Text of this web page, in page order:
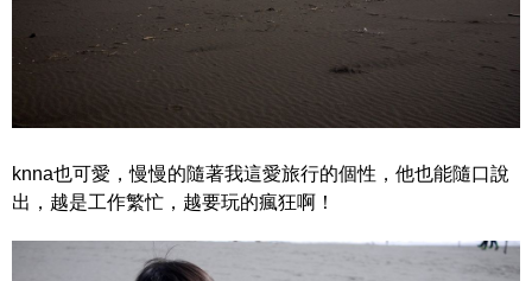
knna也可愛，慢慢的隨著我這愛旅行的個性，他也能隨口說
出，越是工作繁忙，越要玩的瘋狂啊！